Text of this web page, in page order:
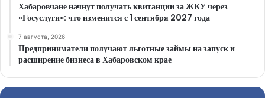
Хабаровчане начнут получать квитанции за ЖКУ через
«Госуслуги»: что изменится с 1 сентября 2027 года
7 августа, 2026
Предприниматели получают льготные займы на запуск и
расширение бизнеса в Хабаровском крае